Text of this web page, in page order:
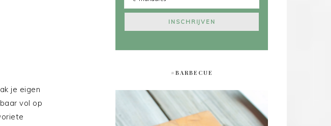
je eigen
vol op
#BARBECUE